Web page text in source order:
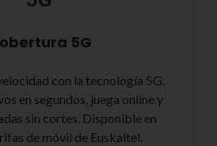
5G
con la tecnología 5G.
en segundos, juega online y
sin cortes. Disponible en
de móvil de Euskaltel.